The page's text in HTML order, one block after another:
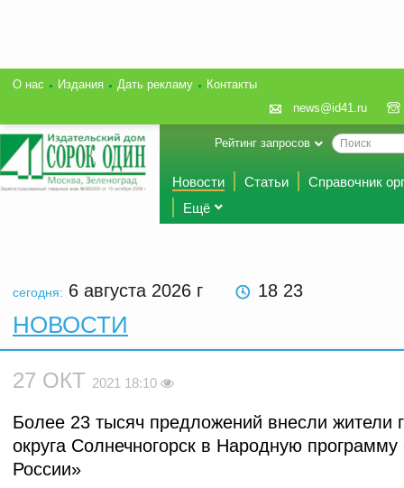
О нас Издания Дать рекламу
Контакты
news@id41.ru
Рейтинг запросов
Новости Статьи
Справочник
Ещё
сегодня: 6 августа 2026 г 18 23
НОВОСТИ
27 ОКТ 2021 18:10
Более 23 тысяч предложений внесли жители
округа Солнечногорск в Народную
России»